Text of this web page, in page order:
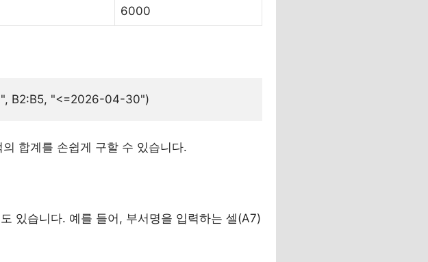
6000
합계를 손쉽게 구할 수 있습니다.
있습니다. 예를 들어, 부서명을 입력하는 셀(A7)